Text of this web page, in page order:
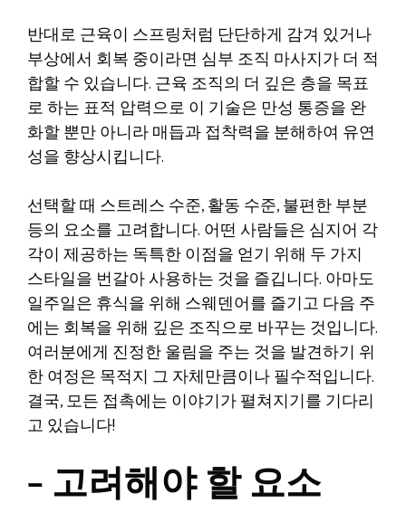
반대로 근육이 스프링처럼 단단하게 감겨 있거나
부상에서 회복 중이라면 심부 조직 마사지가 더 적
합할 수 있습니다. 근육 조직의 더 깊은 층을 목표
로 하는 표적 압력으로 이 기술은 만성 통증을 완
화할 뿐만 아니라 매듭과 접착력을 분해하여 유연
성을 향상시킵니다.
선택할 때 스트레스 수준, 활동 수준, 불편한 부분
등의 요소를 고려합니다. 어떤 사람들은 심지어 각
각이 제공하는 독특한 이점을 얻기 위해 두 가지
스타일을 번갈아 사용하는 것을 즐깁니다. 아마도
일주일은 휴식을 위해 스웨덴어를 즐기고 다음 주
에는 회복을 위해 깊은 조직으로 바꾸는 것입니다.
여러분에게 진정한 울림을 주는 것을 발견하기 위
한 여정은 목적지 그 자체만큼이나 필수적입니다.
결국, 모든 접촉에는 이야기가 펼쳐지기를 기다리
고 있습니다!
– 고려해야 할 요소